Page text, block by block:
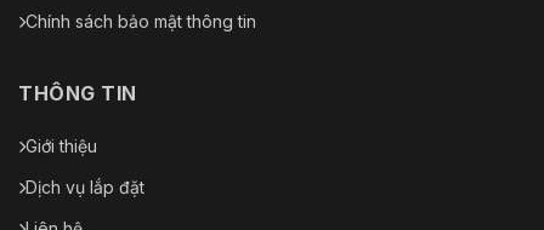
Nguồn điện
± 10% 3 A bảo vệ phân cực
Tiêu thụ điện năng
Giao diện nguồn
Chính sách bảo mật thông tin
THÔNG TIN
Giới thiệu
Dịch vụ lắp đặt